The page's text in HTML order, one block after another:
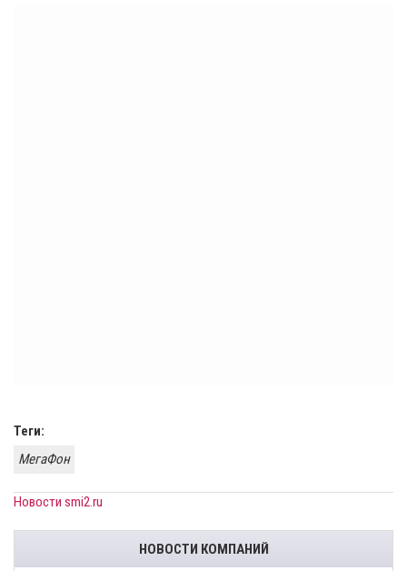
Теги:
МегаФон
Новости smi2.ru
НОВОСТИ КОМПАНИЙ